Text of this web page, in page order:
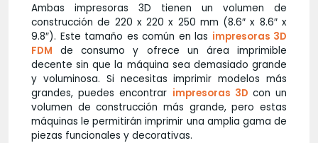
Ambas impresoras 3D tienen un volumen de
construcción de 220 x 220 x 250 mm (8.6″ x 8.6″ x
9.8″). Este tamaño es común en las impresoras 3D
FDM de consumo y ofrece un área imprimible
decente sin que la máquina sea demasiado grande
y voluminosa. Si necesitas imprimir modelos más
grandes, puedes encontrar impresoras 3D con un
volumen de construcción más grande, pero estas
máquinas le permitirán imprimir una amplia gama de
piezas funcionales y decorativas.